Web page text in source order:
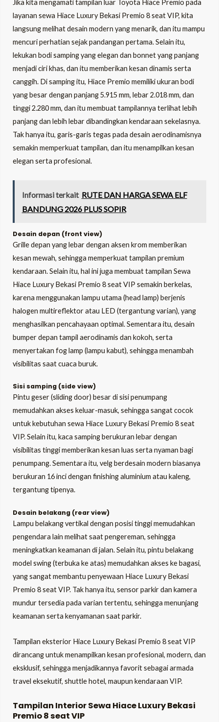
Jika kita mengamati tampilan luar Toyota Hiace Premio pada
layanan sewa Hiace Luxury Bekasi Premio 8 seat VIP, kita
langsung melihat desain modern yang menarik, dan itu mampu
mencuri perhatian sejak pandangan pertama. Selain itu,
lekukan bodi samping yang elegan dan bonnet yang panjang
menjadi ciri khas, dan itu memberikan kesan dinamis serta
canggih. Di samping itu, Hiace Premio memiliki ukuran bodi
yang besar dengan panjang 5.915 mm, lebar 2.018 mm, dan
tinggi 2.280 mm, dan itu membuat tampilannya terlihat lebih
panjang dan lebih lebar dibandingkan kendaraan sekelasnya.
Tak hanya itu, garis-garis tegas pada desain aerodinamisnya
semakin memperkuat tampilan, dan itu menampilkan kesan
elegan serta profesional.
Informasi terkait RUTE DAN HARGA SEWA ELF
BANDUNG 2026 PLUS SOPIR
Desain depan (front view)
Grille depan yang lebar dengan aksen krom memberikan
kesan mewah, sehingga memperkuat tampilan premium
kendaraan. Selain itu, hal ini juga membuat tampilan Sewa
Hiace Luxury Bekasi Premio 8 seat VIP semakin berkelas,
karena menggunakan lampu utama (head lamp) berjenis
halogen multireflektor atau LED (tergantung varian), yang
menghasilkan pencahayaan optimal. Sementara itu, desain
bumper depan tampil aerodinamis dan kokoh, serta
menyertakan fog lamp (lampu kabut), sehingga menambah
visibilitas saat cuaca buruk.
Sisi samping (side view)
Pintu geser (sliding door) besar di sisi penumpang
memudahkan akses keluar-masuk, sehingga sangat cocok
untuk kebutuhan sewa Hiace Luxury Bekasi Premio 8 seat
VIP. Selain itu, kaca samping berukuran lebar dengan
visibilitas tinggi memberikan kesan luas serta nyaman bagi
penumpang. Sementara itu, velg berdesain modern biasanya
berukuran 16 inci dengan finishing aluminium atau kaleng,
tergantung tipenya.
Desain belakang (rear view)
Lampu belakang vertikal dengan posisi tinggi memudahkan
pengendara lain melihat saat pengereman, sehingga
meningkatkan keamanan di jalan. Selain itu, pintu belakang
model swing (terbuka ke atas) memudahkan akses ke bagasi,
yang sangat membantu penyewaan Hiace Luxury Bekasi
Premio 8 seat VIP. Tak hanya itu, sensor parkir dan kamera
mundur tersedia pada varian tertentu, sehingga menunjang
keamanan serta kenyamanan saat parkir.
Tampilan eksterior Hiace Luxury Bekasi Premio 8 seat VIP
dirancang untuk menampilkan kesan profesional, modern, dan
eksklusif, sehingga menjadikannya favorit sebagai armada
travel eksekutif, shuttle hotel, maupun kendaraan VIP.
Tampilan Interior Sewa Hiace Luxury Bekasi
Premio 8 seat VIP